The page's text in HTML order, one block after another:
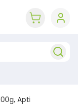
Apti